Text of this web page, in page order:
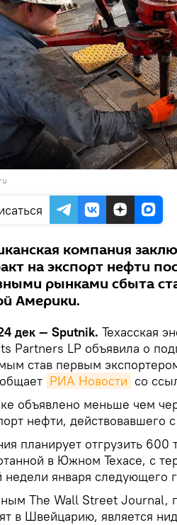
компания
на экспорт нефти
рынками сбыта
Америки.
дек — Sputnik. Техасская
Partners LP объявила о
став первым
РИА Новости со
объявлено меньше чем
нефти, действовавшего
планирует отгрузить 600
в Южном Техасе, с
недели января следующего
The Wall Street Journal,
в Швейцарию, является